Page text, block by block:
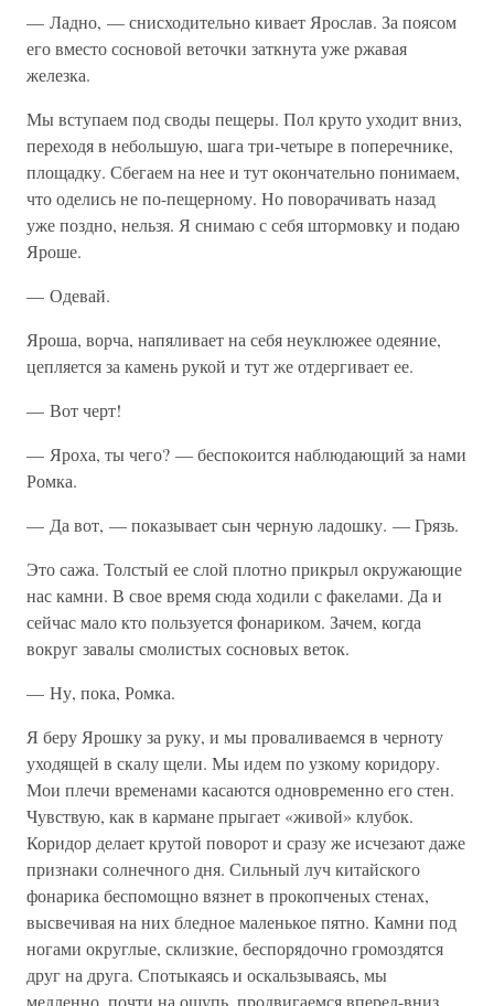
— Ладно, — снисходительно кивает Ярослав. За поясом
его вместо сосновой веточки заткнута уже ржавая
железка.
Мы вступаем под своды пещеры. Пол круто уходит вниз,
переходя в небольшую, шага три-четыре в поперечнике,
площадку. Сбегаем на нее и тут окончательно понимаем,
что оделись не по-пещерному. Но поворачивать назад
уже поздно, нельзя. Я снимаю с себя штормовку и подаю
Яроше.
— Одевай.
Яроша, ворча, напяливает на себя неуклюжее одеяние,
цепляется за камень рукой и тут же отдергивает ее.
— Вот черт!
— Яроха, ты чего? — беспокоится наблюдающий за нами
Ромка.
— Да вот, — показывает сын черную ладошку. — Грязь.
Это сажа. Толстый ее слой плотно прикрыл окружающие
нас камни. В свое время сюда ходили с факелами. Да и
сейчас мало кто пользуется фонариком. Зачем, когда
вокруг завалы смолистых сосновых веток.
— Ну, пока, Ромка.
Я беру Ярошку за руку, и мы проваливаемся в черноту
уходящей в скалу щели. Мы идем по узкому коридору.
Мои плечи временами касаются одновременно его стен.
Чувствую, как в кармане прыгает «живой» клубок.
Коридор делает крутой поворот и сразу же исчезают даже
признаки солнечного дня. Сильный луч китайского
фонарика беспомощно вязнет в прокопченых стенах,
высвечивая на них бледное маленькое пятно. Камни под
ногами округлые, склизкие, беспорядочно громоздятся
друг на друга. Спотыкаясь и оскальзываясь, мы
медленно, почти на ощупь, продвигаемся вперед-вниз.